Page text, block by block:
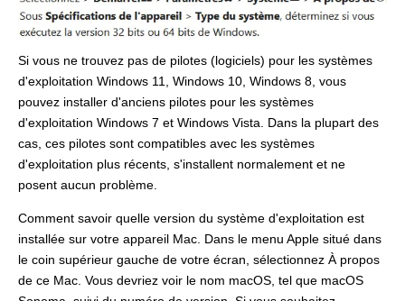
Si vous ne trouvez pas de pilotes (logiciels) pour les systèmes
d'exploitation Windows 11, Windows 10, Windows 8, vous
pouvez installer d'anciens pilotes pour les systèmes
d'exploitation Windows 7 et Windows Vista. Dans la plupart des
cas, ces pilotes sont compatibles avec les systèmes
d'exploitation plus récents, s'installent normalement et ne
posent aucun problème.
Comment savoir quelle version du système d'exploitation est
installée sur votre appareil Mac. Dans le menu Apple situé dans
le coin supérieur gauche de votre écran, sélectionnez À propos
de ce Mac. Vous devriez voir le nom macOS, tel que macOS